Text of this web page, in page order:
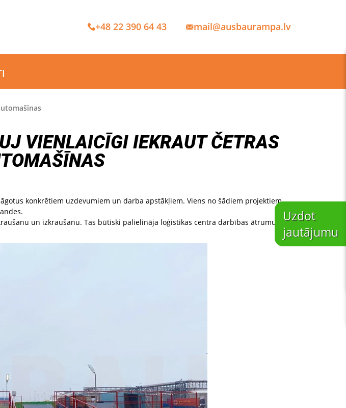
+48 22 390 64 43 mail@ausbaurampa.lv
VIENLAICĪGI IEKRAUT ČETRAS
konkrētiem uzdevumiem un darba apstākļiem. Viens no šādiem projektiem
un izkraušanu. Tas būtiski palielināja loģistikas centra darbības ātrumu unUzdot
jautājumu